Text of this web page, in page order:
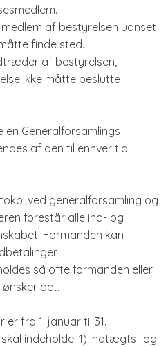
af bestyrelsen uanset
finde sted.
af bestyrelsen,
ikke måtte beslutte
Generalforsamlings
af den til enhver tid
ved generalforsamling og
forestår alle ind- og
Formanden kan
så ofte formanden eller
det.
er fra 1. januar til 31.
indeholde: 1) Indtægts- og